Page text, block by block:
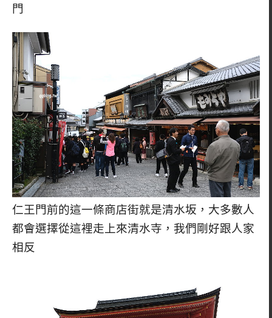
門
仁王門前的這一條商店街就是清水坂，大多數人
都會選擇從這裡走上來清水寺，我們剛好跟人家
相反